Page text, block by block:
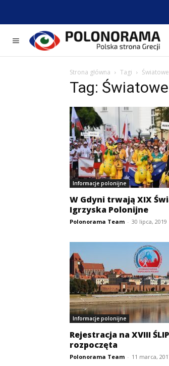
Strona główna Tagi
Tag:
Informacje polonijne
W Gdyni trwają XIX
Igrzyska Polonijne
Polonorama Team - 30 lipca, 2019
Informacje polonijne
Rejestracja na XVIII
rozpoczęta
Polonorama Team - 11 marca,